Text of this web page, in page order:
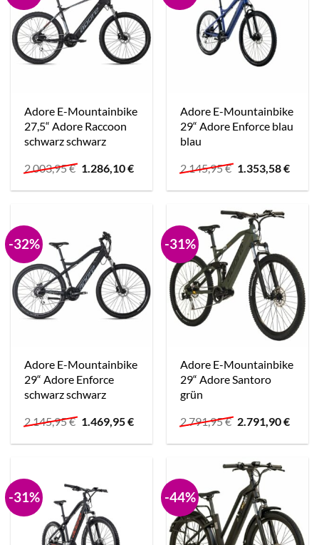
Adore E-Mountainbike
27,5“ Adore Raccoon
schwarz schwarz
2.003,95€ Ursprünglicher
war:
1.286,10€Aktueller
ist:
Adore E-Mountainbike
29“ Adore Enforce blau
blau
2.145,95€ Ursprünglicher
war:
1.353,58€
ist:
-32%
Adore E-Mountainbike
29“ Adore Enforce
schwarz schwarz
2.145,95€ Ursprünglicher
war:
1.469,95€Aktueller
ist:
-31%
Adore E-Mountainbike
29“ Adore Santoro
grün
2.791,95€ Ursprünglicher
war:
2.791,90€
ist:
-31% -44%